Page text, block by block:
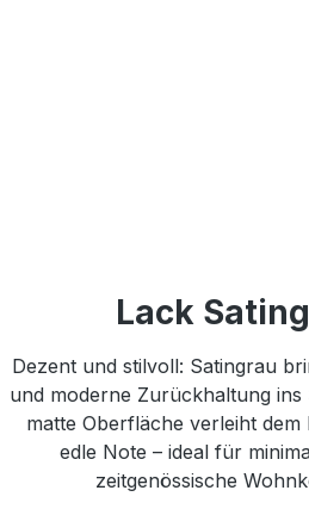
Lack
Dezent und stilvoll: Satingrau
und moderne Zurückhaltung ins
matte Oberfläche verleiht dem
edle Note – ideal für
zeitgenössische